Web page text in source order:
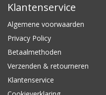
Klantenservice
Algemene voorwaarden
Privacy Policy
Betaalmethoden
Verzenden & retourneren
Klantenservice